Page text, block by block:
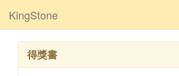
KingStone
得獎書